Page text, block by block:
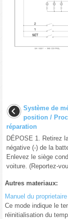
Système de
position /
réparation
DÉPOSE 1. Retirez
négative (-) de la
Enlevez le siège
voiture. (Reportez-
Autres materiaux:
Manuel du
Ce mode indique le
réinitialisation du